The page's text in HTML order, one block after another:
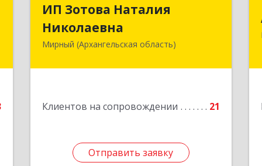
ИП Зотова Наталия
Николаевна
Мирный (Архангельская область)
Клиентов на сопровождении 21
Отправить заявку
Николаевна
164170, г.Мирный, Архангельской
Отправить заявку